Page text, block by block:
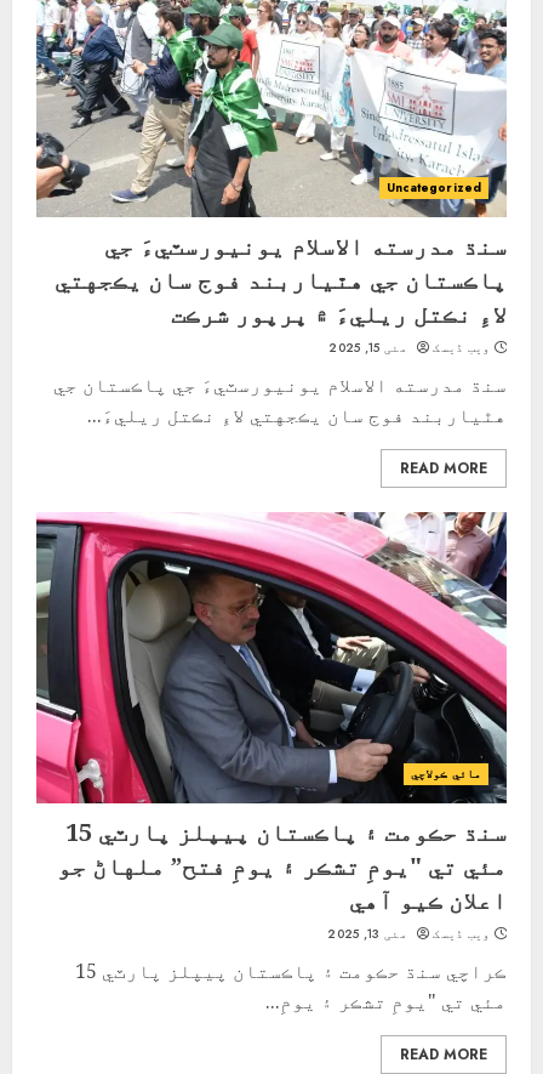
Uncategorized
سنڌ مدرسته الاسلام يونيورسٽيءَ جي
پاڪستان جي هٿياربند فوج سان يڪجهتي
لاءِ نڪتل ريليءَ ۾ ڀرپور شرڪت
ویب ڈیسک مئی 15, 2025
سنڌ مدرسته الاسلام يونيورسٽيءَ جي پاڪستان جي
هٿياربند فوج سان يڪجهتي لاءِ نڪتل ريليءَ...
READ MORE
مائي ڪولاچي
سنڌ حڪومت ۽ پاڪستان پيپلز پارٽي 15
مئي تي "يومِ تشڪر ۽ يومِ فتح” ملهاڻ جو
اعلان ڪيو آهي
ویب ڈیسک مئی 13, 2025
ڪراچي سنڌ حڪومت ۽ پاڪستان پيپلز پارٽي 15
مئي تي "يومِ تشڪر ۽ يومِ...
READ MORE